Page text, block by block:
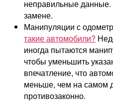
неправильные данные.
замене.
Манипуляции с
такие автомобили?
иногда пытаются
чтобы уменьшить
впечатление, что
меньше, чем на самом
противозаконно.